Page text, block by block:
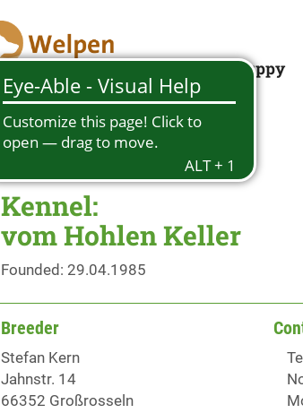
Looking for a puppy
Kennel:
vom Hohlen Keller
Founded: 29.04.1985
Breeder
Stefan Kern
Jahnstr. 14
66352 Großrosseln